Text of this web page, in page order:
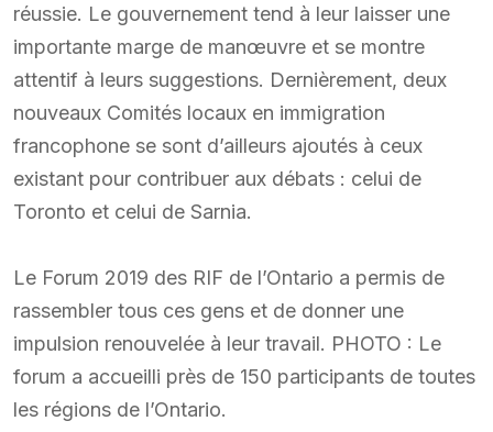
réussie. Le gouvernement tend à leur laisser une
importante marge de manœuvre et se montre
attentif à leurs suggestions. Dernièrement, deux
nouveaux Comités locaux en immigration
francophone se sont d’ailleurs ajoutés à ceux
existant pour contribuer aux débats : celui de
Toronto et celui de Sarnia.
Le Forum 2019 des RIF de l’Ontario a permis de
rassembler tous ces gens et de donner une
impulsion renouvelée à leur travail. PHOTO : Le
forum a accueilli près de 150 participants de toutes
les régions de l’Ontario.